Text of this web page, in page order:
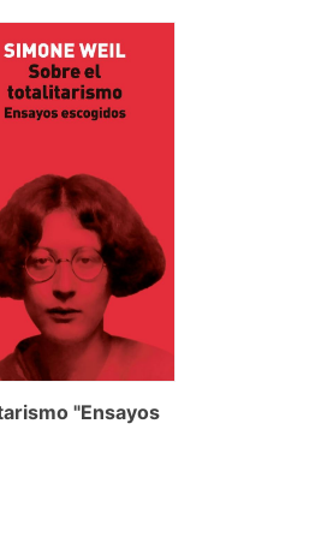
"Ensayos